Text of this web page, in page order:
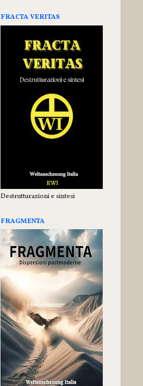
FRACTA VERITAS
Destrutturazioni e sintesi
FRAGMENTA